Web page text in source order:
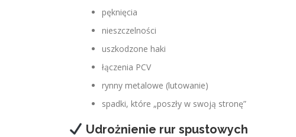
pęknięcia
nieszczelności
uszkodzone haki
łączenia PCV
rynny metalowe (lutowanie)
spadki, które „poszły w swoją stronę”
Udrożnienie rur spustowych